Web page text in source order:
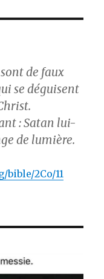
de faux
se déguisent
: Satan lui-
de lumière.
2Co/11